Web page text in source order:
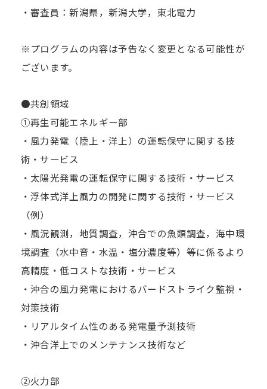
・審査員：新潟県，新潟大学，東北電力
※プログラムの内容は予告なく変更となる可能性が
ございます。
●共創領域
①再生可能エネルギー部
・風力発電（陸上・洋上）の運転保守に関する技
術・サービス
・太陽光発電の運転保守に関する技術・サービス
・浮体式洋上風力の開発に関する技術・サービス
（例）
・風況観測，地質調査，沖合での魚類調査，海中環
境調査（水中音・水温・塩分濃度等）等に係るより
高精度・低コストな技術・サービス
・沖合の風力発電におけるバードストライク監視・
対策技術
・リアルタイム性のある発電量予測技術
・沖合洋上でのメンテナンス技術など
②火力部